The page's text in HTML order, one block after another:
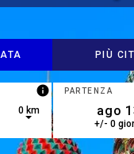
PIÙ
and down arrow
info
0 km
PARTENZA
+/- 0